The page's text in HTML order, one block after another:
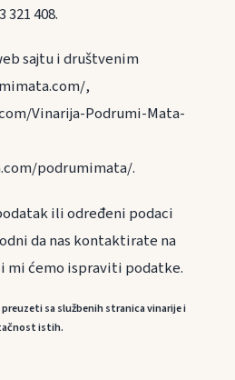
321 408.
sajtu i društvenim
,
Vinarija-Podrumi-Mata-
podrumimata/.
ili određeni podaci
da nas kontaktirate na
mi ćemo ispraviti podatke.
sa službenih stranica vinarije i
istih.